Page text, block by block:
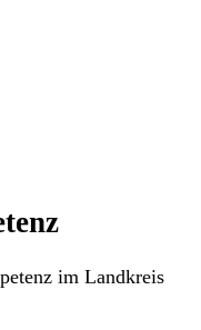
im Landkreis